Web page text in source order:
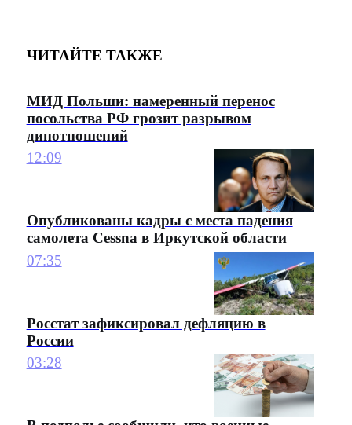
ЧИТАЙТЕ ТАКЖЕ
МИД Польши: намеренный перенос
посольства РФ грозит разрывом
дипотношений
12:09
Опубликованы кадры с места падения
самолета Cessna в Иркутской области
07:35
Росстат зафиксировал дефляцию в
России
03:28